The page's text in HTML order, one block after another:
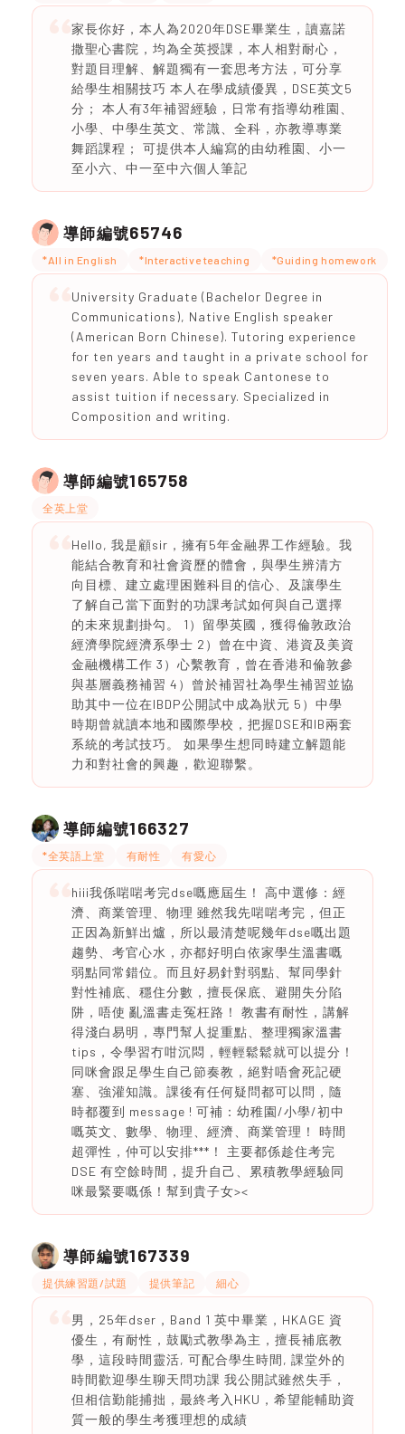
家長你好，本人為2020年DSE畢業生，讀嘉諾
撒聖心書院，均為全英授課，本人相對耐心，
對題目理解、解題獨有一套思考方法，可分享
給學生相關技巧 本人在學成績優異，DSE英文5
分； 本人有3年補習經驗，日常有指導幼稚園、
小學、中學生英文、常識、全科，亦教導專業
舞蹈課程； 可提供本人編寫的由幼稚園、小一
至小六、中一至中六個人筆記
導師編號65746
*All in English *Interactive teaching *Guiding homework
University Graduate (Bachelor Degree in
Communications), Native English speaker
(American Born Chinese). Tutoring experience
for ten years and taught in a private school for
seven years. Able to speak Cantonese to
assist tuition if necessary. Specialized in
Composition and writing.
導師編號165758
全英上堂
Hello, 我是顧sir，擁有5年金融界工作經驗。我
能結合教育和社會資歷的體會，與學生辨清方
向目標、建立處理困難科目的信心、及讓學生
了解自己當下面對的功課考試如何與自己選擇
的未來規劃掛勾。 1）留學英國，獲得倫敦政治
經濟學院經濟系學士 2）曾在中資、港資及美資
金融機構工作 3）心繫教育，曾在香港和倫敦參
與基層義務補習 4）曾於補習社為學生補習並協
助其中一位在IBDP公開試中成為狀元 5）中學
時期曾就讀本地和國際學校，把握DSE和IB兩套
系統的考試技巧。 如果學生想同時建立解題能
力和對社會的興趣，歡迎聯繫。
導師編號166327
*全英語上堂 有耐性 有愛心
hiii我係啱啱考完dse嘅應屆生！ 高中選修：經
濟、商業管理、物理 雖然我先啱啱考完，但正
正因為新鮮出爐，所以最清楚呢幾年dse嘅出題
趨勢、考官心水，亦都好明白依家學生溫書嘅
弱點同常錯位。而且好易針對弱點、幫同學針
對性補底、穩住分數，擅長保底、避開失分陷
阱，唔使 亂溫書走冤枉路！ 教書有耐性，講解
得淺白易明，專門幫人捉重點、整理獨家溫書
tips，令學習冇咁沉悶，輕輕鬆鬆就可以提分！
同咪會跟足學生自己節奏教，絕對唔會死記硬
塞、強灌知識。課後有任何疑問都可以問，隨
時都覆到 message ! 可補：幼稚園/小學/初中
嘅英文、數學、物理、經濟、商業管理！ 時間
超彈性，仲可以安排***！ 主要都係趁住考完
DSE 有空餘時間，提升自己、累積教學經驗同
咪最緊要嘅係！幫到貴子女><
導師編號167339
提供練習題/試題 提供筆記 細心
男，25年dser，Band 1 英中畢業，HKAGE 資
優生，有耐性，鼓勵式教學為主，擅長補底教
學，這段時間靈活, 可配合學生時間, 課堂外的
時間歡迎學生聊天問功課 我公開試雖然失手，
但相信勤能捕拙，最終考入HKU，希望能輔助資
質一般的學生考獲理想的成績